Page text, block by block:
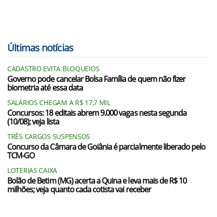
Últimas notícias
CADASTRO EVITA BLOQUEIOS
Governo pode cancelar Bolsa Família de quem não fizer
biometria até essa data
SALÁRIOS CHEGAM A R$ 17,7 MIL
Concursos: 18 editais abrem 9.000 vagas nesta segunda
(10/08); veja lista
TRÊS CARGOS SUSPENSOS
Concurso da Câmara de Goiânia é parcialmente liberado pelo
TCM-GO
LOTERIAS CAIXA
Bolão de Betim (MG) acerta a Quina e leva mais de R$ 10
milhões; veja quanto cada cotista vai receber